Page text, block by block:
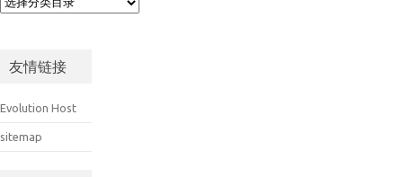
友情链接
Evolution Host
sitemap